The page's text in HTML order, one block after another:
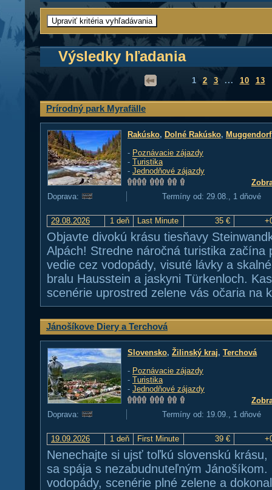
Výsledky hľadania
1 2 3 ... 10 13
Prírodný park Myrafälle
Rakúsko, Dolné Rakúsko, Muggendorf
- Poznávacie zájazdy
- Turistika
- Jednodňové zájazdy
Doprava:
Termíny od: 29.08., 1 dňové
29.08.2026 1 deň Last Minute 35 €
Objavte divokú krásu tiesňavy
Alpách! Stredne náročná turistika začína
vedie cez vodopády, visuté lávky a
bralu Hausstein a jaskyni Türkenloch.
scenérie uprostred zelene vás očaria na
Jánošíkove Diery a Terchová
Slovensko, Žilinský kraj, Terchová
- Poznávacie zájazdy
- Turistika
- Jednodňové zájazdy
Doprava:
Termíny od: 19.09., 1 dňové
19.09.2026 1 deň First Minute 39 €
Nenechajte si ujsť toľkú slovenskú krásu,
sa spája s nezabudnuteľným Jánošíkom.
vodopády, scenérie plné zelene a